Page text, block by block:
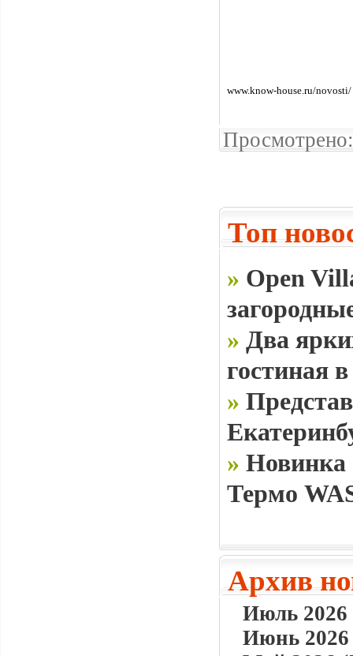
www.know-house.ru/novosti/
Топ
» Open
» Два
гостиная
»
» Новинка
Термо
Архив
Июль 2026
Июнь 2026